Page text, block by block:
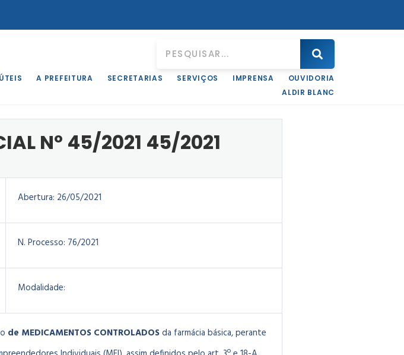
A PREFEITURA SECRETARIAS SERVIÇOS IMPRENSA
OUVIDORIA
ALDIR BLANC
Nº 45/2021 45/2021
Abertura: 26/05/2021
N. Processo: 76/2021
Modalidade:
de MEDICAMENTOS CONTROLADOSda farmácia básica, perante